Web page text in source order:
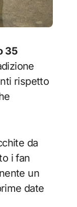
35
rispetto
da
i fan
un
date